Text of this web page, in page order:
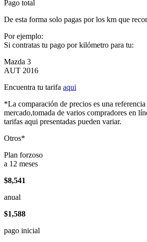
Pago total
De esta forma solo pagas por los km que
Por ejemplo:
Si contratas tu pago por kilómetro para tu:
Mazda 3
AUT 2016
Encuentra tu tarifa aqui
*La comparación de precios es una
mercado,tomada de varios compradores en
tarifas aqui presentadas pueden variar.
Otros*
Plan forzoso
a 12 meses
$8,541
anual
$1,588
pago inicial